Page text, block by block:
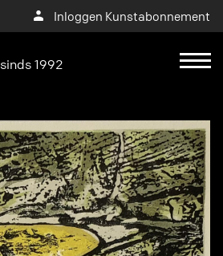
Inloggen Kunstabonnement
sinds 1992